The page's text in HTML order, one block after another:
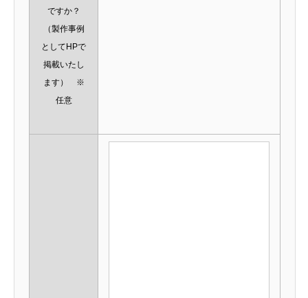
ですか？
（製作事例
としてHPで
掲載いたし
ます） ※
任意